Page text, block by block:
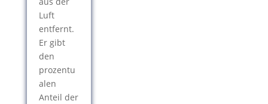
Luft
entfernt.
Er gibt
den
prozentu
alen
Anteil der